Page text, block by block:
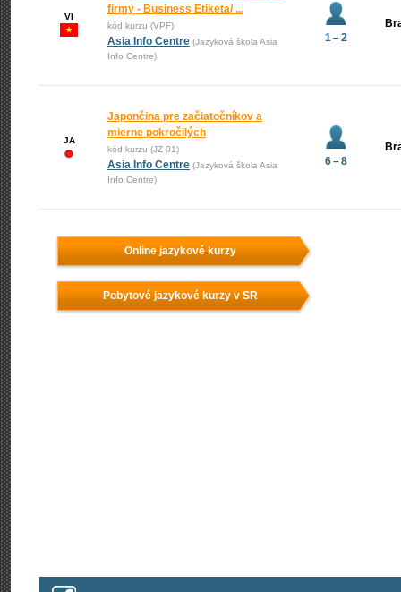
VI
firmy - Business Etiketa/ ...
kód kurzu (VPF)
Asia Info Centre (Jazyková škola Asia
Info Centre)
1 – 2
JA
Japončina pre začiatočníkov a
mierne pokročilých
kód kurzu (JZ-01)
Asia Info Centre (Jazyková škola Asia
Info Centre)
6 – 8
Online jazykové kurzy
Pobytové jazykové kurzy v SR